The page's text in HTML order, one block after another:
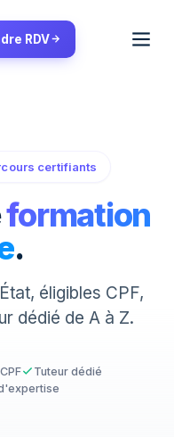
RDV
certifiants
formation
.
éligibles CPF,
dédié de A à Z.
Tuteur dédié